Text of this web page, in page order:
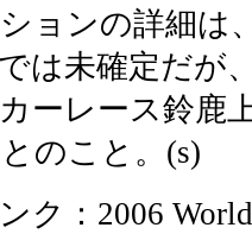
ョンの詳細は
は未確定だが
ーレース鈴鹿
のこと。(s)
ク：2006